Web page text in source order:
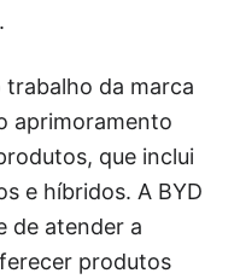
da marca
aprimoramento
que inclui
e híbridos. A BYD
de atender a
produtos